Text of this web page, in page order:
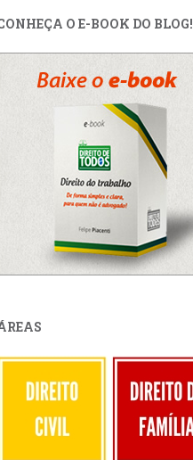
O E-BOOK DO BLOG!